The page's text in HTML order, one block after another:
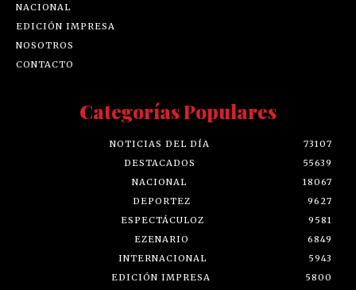
NACIONAL
EDICIÓN IMPRESA
NOSOTROS
CONTACTO
Categorías Populares
NOTICIAS DEL DÍA
73107
DESTACADOS
55639
NACIONAL
18067
DEPORTEZ
9627
ESPECTÁCULOZ
9581
EZENARIO
6849
INTERNACIONAL
5943
EDICIÓN IMPRESA
5800